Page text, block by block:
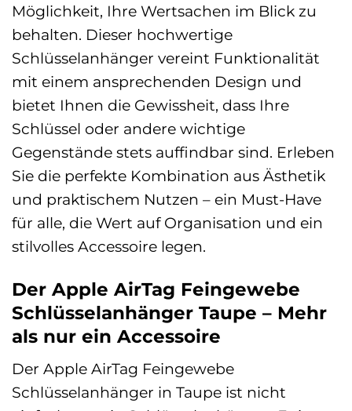
Möglichkeit, Ihre Wertsachen im Blick zu
behalten. Dieser hochwertige
Schlüsselanhänger vereint Funktionalität
mit einem ansprechenden Design und
bietet Ihnen die Gewissheit, dass Ihre
Schlüssel oder andere wichtige
Gegenstände stets auffindbar sind. Erleben
Sie die perfekte Kombination aus Ästhetik
und praktischem Nutzen – ein Must-Have
für alle, die Wert auf Organisation und ein
stilvolles Accessoire legen.
Der Apple AirTag Feingewebe
Schlüsselanhänger Taupe – Mehr
als nur ein Accessoire
Der Apple AirTag Feingewebe
Schlüsselanhänger in Taupe ist nicht